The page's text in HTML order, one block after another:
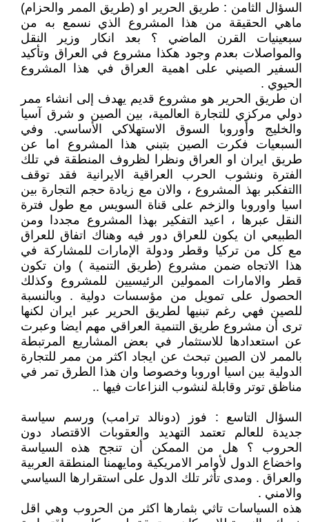
السؤال الثامن : طريق الحرير او (طريق الممر والحزام)
ماهي الحقيقة من هذا المشروع الذي نسمع به من
سبعينيات القرن الماضي ؟ بعد انكار وزير النقل
والمواصلات بعدم وجود هكذا مشروع في العراق وتأكيد
السفير الصيني على اهمية العراق في هذا المشروع
الحيوي .
ان طريق الحرير هو مشروع قديم يهدف إلى انشاء ممر
دولي مركزي للتجارة العالمية، بين الصين و شرق آسيا
والخليج وأوروبا السوق الاستهلاكي الأساسي. وفي
السبعيات فكرت الصين بتبني هذا المشروع اما عن
طريق ايران او العراق ونظرا لظروف المنطقة في تلك
الفترة ونشوب الحرب العراقية الايرانية فقد توقف
االتفكبر بهذ المشروع ، والان مع زيادة حجم التجارة بين
اسيا واوروبا والزخم على قناة السويس مع طول فترة
النقل عبرها ، اعيد التفكير بهذا المشروع مجددا ومن
الطبيعي ان يكون للعراق دور فيه وهناك اتفاق للعراق
مع كل من تركيا وقطر ودولة الإمارات للمشاركة في
هذا الاتجاه ضمن مشروع (طريق التنمية ) وان تكون
قطر والامارات الممولين الرئيسيين للمشروع وكذلك
الحصول على تمويل من مؤسسات دولية . وبالنسبة
للصين فهي رغم تبنيها لطريق الحرير عبر ايران لكنها
ترى أن مشروع طريق التنمية العراقي مهم ايضا وعبرت
عن استعدادها للاستثمار في بعض المشاريع المرتبطة
بالممر لان الصين تبحث عن ايجاد اكثر من ممر للتجارة
الدولية بين اسيا اوروبا وخصوصا وان هذا الطرق تمر في
مناظق توتر وقابلة لنشوب النزاعات فيها ..
السؤال التاسع : فوز (دونالد ترامب) ورسم سياسة
جديدة للعالم تعتمد التهديد والعقوبات الاقتصاد دون
الحروب ؟ هل من الممكن أن تنجح هذه السياسة
واخضاع الدول لأوامر الامريكية ومايهمنا المنطقة العربية
والعراق . ومدى تأثر تلك الدول على استقرارها السياسي
والامني .
هذه السياسات تاثي بثمارها اكثر من الحروب وهي اقل